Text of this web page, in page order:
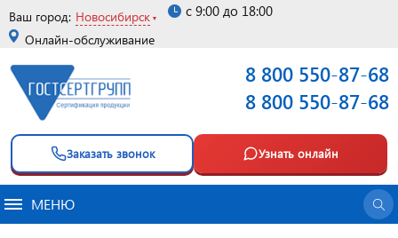
Ваш город: Новосибирск
Онлайн-обслуживание
с 9:00 до 18:00
8 800 550-87-68
8 800 550-87-68
Заказать звонок Узнать онлайн
МЕНЮ